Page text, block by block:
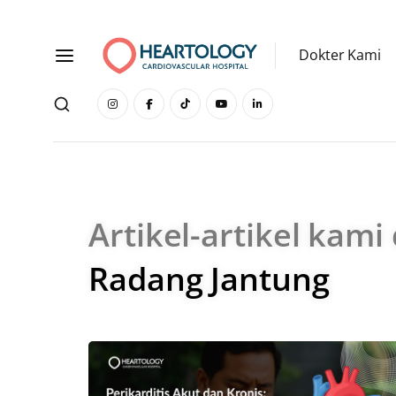
Dokter Kami
Artikel-artikel kami
Radang Jantung